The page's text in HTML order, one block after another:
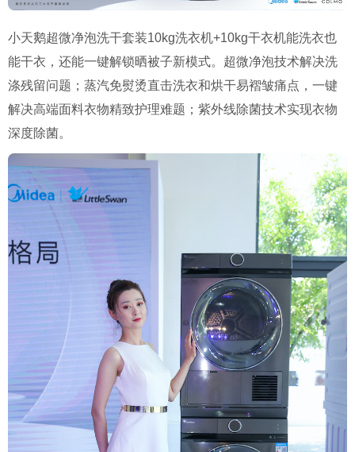
小天鹅超微净泡洗干套装10kg洗衣机+10kg干衣机能洗衣也
能干衣，还能一键解锁晒被子新模式。超微净泡技术解决洗
涤残留问题；蒸汽免熨烫直击洗衣和烘干易褶皱痛点，一键
解决高端面料衣物精致护理难题；紫外线除菌技术实现衣物
深度除菌。